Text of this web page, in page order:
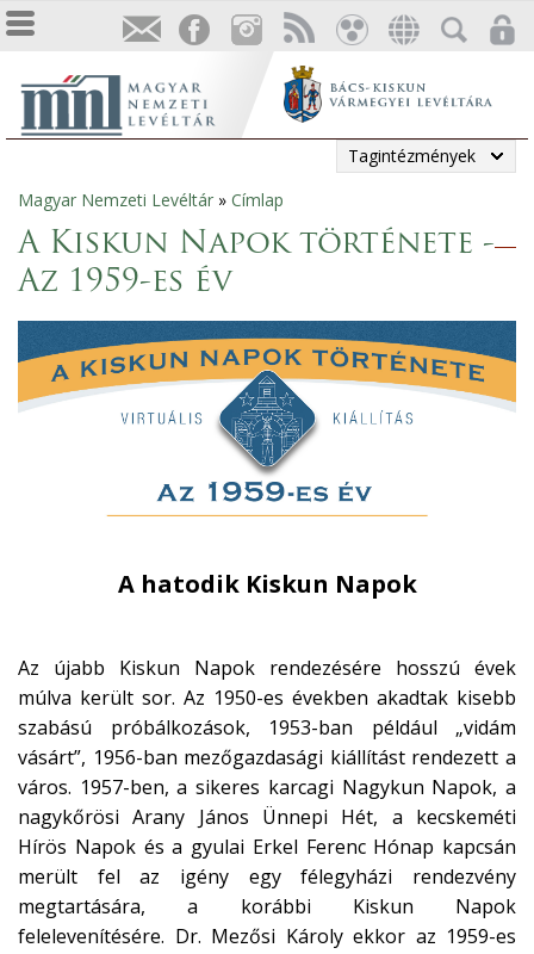
Tagintézmények
Jelenlegi
hely
Magyar Nemzeti Levéltár » Címlap
A Kiskun Napok története -
Az 1959-es év
A hatodik Kiskun Napok
Az újabb Kiskun Napok rendezésére hosszú évek
múlva került sor. Az 1950-es években akadtak kisebb
szabású próbálkozások, 1953-ban például „vidám
vásárt”, 1956-ban mezőgazdasági kiállítást rendezett a
város. 1957-ben, a sikeres karcagi Nagykun Napok, a
nagykőrösi Arany János Ünnepi Hét, a kecskeméti
Hírös Napok és a gyulai Erkel Ferenc Hónap kapcsán
merült fel az igény egy félegyházi rendezvény
megtartására, a korábbi Kiskun Napok
felelevenítésére. Dr. Mezősi Károly ekkor az 1959-es